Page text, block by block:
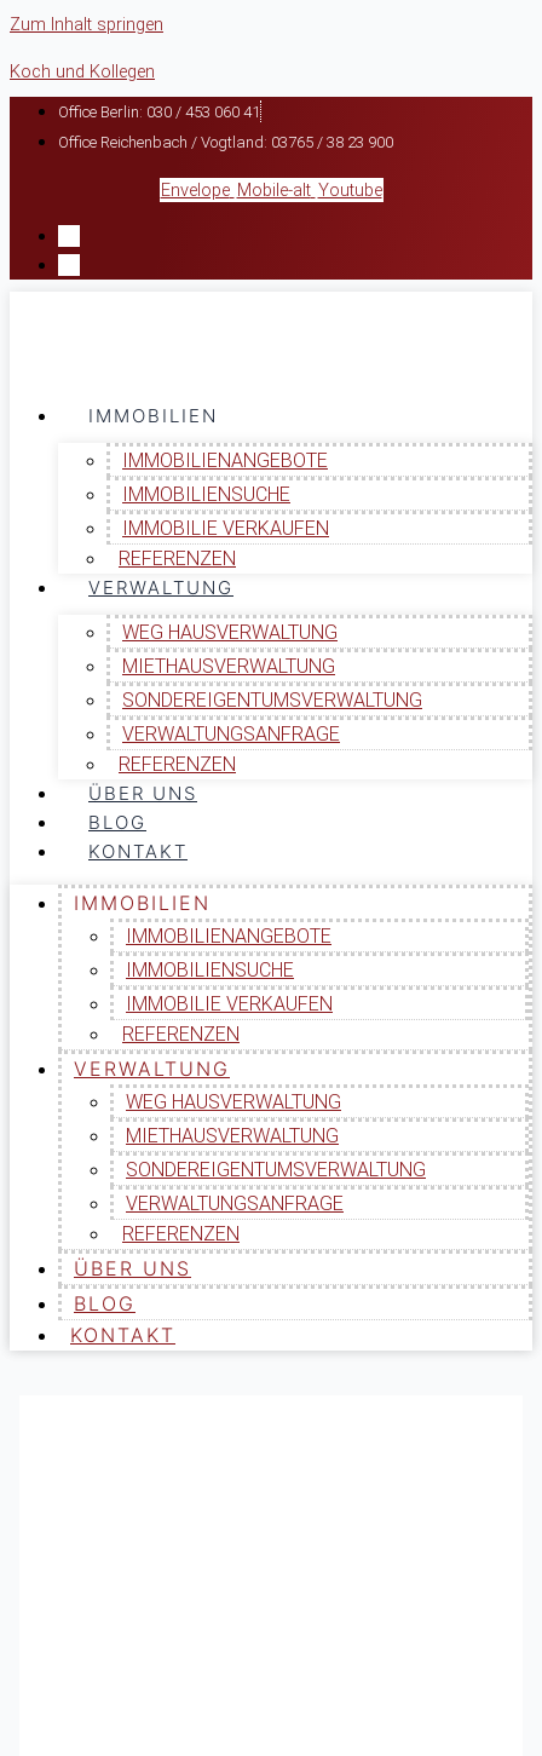
Zum Inhalt springen
Koch und Kollegen
Office Berlin: 030 / 453 060 41
Office Reichenbach / Vogtland: 03765 / 38 23 900
Envelope Mobile-alt Youtube
IMMOBILIEN
IMMOBILIENANGEBOTE
IMMOBILIENSUCHE
IMMOBILIE VERKAUFEN
REFERENZEN
VERWALTUNG
WEG HAUSVERWALTUNG
MIETHAUSVERWALTUNG
SONDEREIGENTUMSVERWALTUNG
VERWALTUNGSANFRAGE
REFERENZEN
ÜBER UNS
BLOG
KONTAKT
IMMOBILIEN
IMMOBILIENANGEBOTE
IMMOBILIENSUCHE
IMMOBILIE VERKAUFEN
REFERENZEN
VERWALTUNG
WEG HAUSVERWALTUNG
MIETHAUSVERWALTUNG
SONDEREIGENTUMSVERWALTUNG
VERWALTUNGSANFRAGE
REFERENZEN
ÜBER UNS
BLOG
KONTAKT